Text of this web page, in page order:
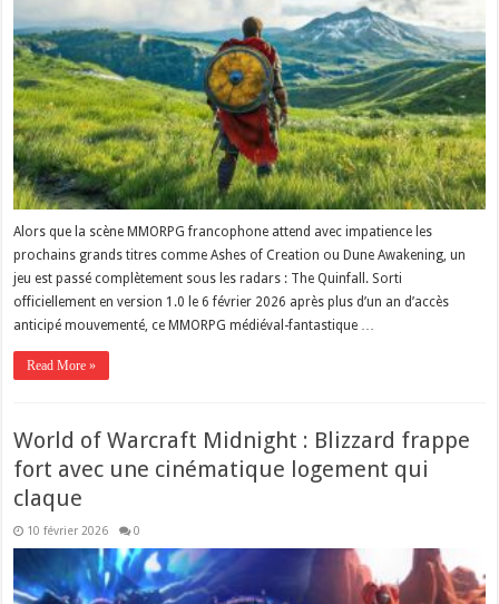
Alors que la scène MMORPG francophone attend avec impatience les
prochains grands titres comme Ashes of Creation ou Dune Awakening, un
jeu est passé complètement sous les radars : The Quinfall. Sorti
officiellement en version 1.0 le 6 février 2026 après plus d’un an d’accès
anticipé mouvementé, ce MMORPG médiéval-fantastique …
Read More »
World of Warcraft Midnight : Blizzard frappe
fort avec une cinématique logement qui
claque
10 février 2026 0